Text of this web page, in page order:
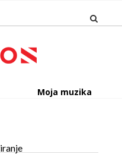
Moja muzika